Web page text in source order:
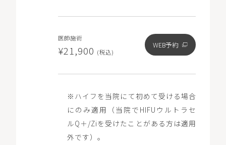
医師施術
¥21,900 (税込)
WEB予約
※ハイフを当院にて初めて受ける場合
にのみ適用（当院でHIFUウルトラセ
ルQ＋/Ziを受けたことがある方は適用
外です）。